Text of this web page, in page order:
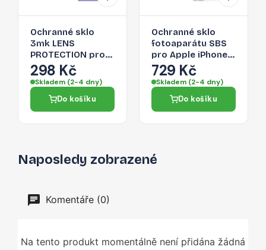
Ochranné sklo
3mk LENS
PROTECTION pro
iPhone 14 Pro Max
/ 14 Pro - pro zadní
kameru
298 Kč
Skladem (2-4 dny)
Do košíku
Ochranné sklo
fotoaparátu SBS
pro Apple iPhone
14 Pro Max
729 Kč
Skladem (2-4 dny)
Do košíku
Naposledy zobrazené
Komentáře (0)
Na tento produkt momentálně není přidána žádná